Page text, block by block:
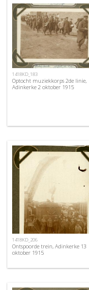
1418KD_183
Optocht muziekkorps 2de linie,
Adinkerke 2 oktober 1915
1418KD_206
Ontspoorde trein, Adinkerke 13
oktober 1915